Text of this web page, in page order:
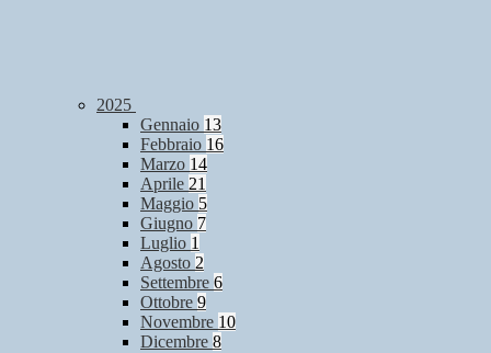
2025
Gennaio 13
Febbraio 16
Marzo 14
Aprile 21
Maggio 5
Giugno 7
Luglio 1
Agosto 2
Settembre 6
Ottobre 9
Novembre 10
Dicembre 8